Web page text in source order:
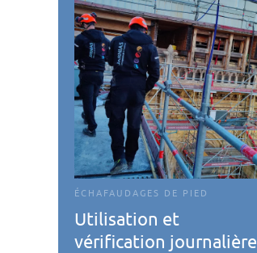
ÉCHAFAUDAGES DE PIED
Utilisation et
vérification journalière